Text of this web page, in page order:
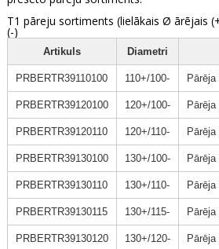
T1 pāreju sortiments (lielākais Ø ārējais
(-)
Artikuls Diametri
PRBERTR39110100 110+/100-
PRBERTR39120100 120+/100-
PRBERTR39120110 120+/110-
PRBERTR39130100 130+/100-
PRBERTR39130110 130+/110-
PRBERTR39130115 130+/115-
PRBERTR39130120 130+/120-